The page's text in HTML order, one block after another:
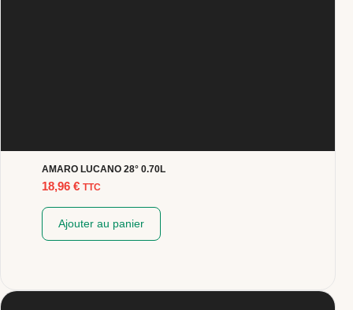
AMARO LUCANO 28° 0.70L
18,96 € TTC
Ajouter au panier